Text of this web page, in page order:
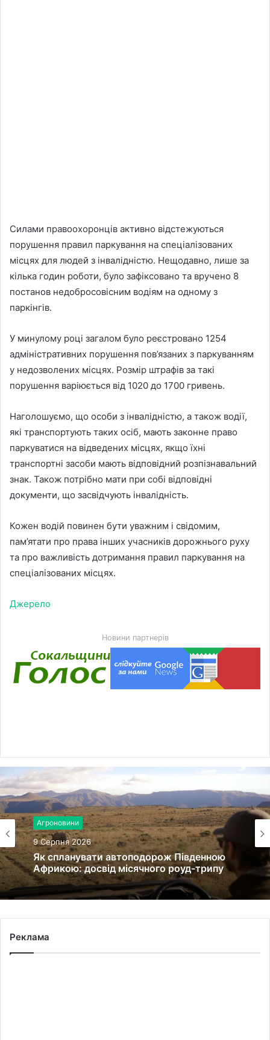
Силами правоохоронців активно відстежуються
порушення правил паркування на спеціалізованих
місцях для людей з інвалідністю. Нещодавно, лише за
кілька годин роботи, було зафіксовано та вручено 8
постанов недобросовісним водіям на одному з
паркінгів.
У минулому році загалом було реєстровано 1254
адміністративних порушення пов’язаних з паркуванням
у недозволених місцях. Розмір штрафів за такі
порушення варіюється від 1020 до 1700 гривень.
Наголошуємо, що особи з інвалідністю, а також водії,
які транспортують таких осіб, мають законне право
паркуватися на відведених місцях, якщо їхні
транспортні засоби мають відповідний розпізнавальний
знак. Також потрібно мати при собі відповідні
документи, що засвідчують інвалідність.
Кожен водій повинен бути уважним і свідомим,
пам’ятати про права інших учасників дорожнього руху
та про важливість дотримання правил паркування на
спеціалізованих місцях.
Джерело
Новини партнерів
Агроновини
9 Серпня 2026
Як спланувати автоподорож Південною
Африкою: досвід місячного роуд-трипу
Реклама